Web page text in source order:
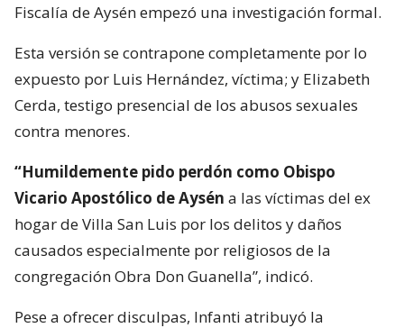
Fiscalía de Aysén empezó una investigación formal.
Esta versión se contrapone completamente por lo
expuesto por Luis Hernández, víctima; y Elizabeth
Cerda, testigo presencial de los abusos sexuales
contra menores.
“Humildemente pido perdón como Obispo
Vicario Apostólico de Aysén a las víctimas del ex
hogar de Villa San Luis por los delitos y daños
causados especialmente por religiosos de la
congregación Obra Don Guanella”, indicó.
Pese a ofrecer disculpas, Infanti atribuyó la